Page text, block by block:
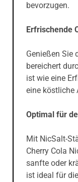
bevorzugen.
Erfrischende
Genießen Sie
bereichert
ist wie eine
eine köstliche
Optimal für
Mit NicSalt-
Cherry Cola
sanfte oder
ist ideal für